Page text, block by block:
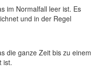
im Normalfall leer ist. Es
und in der Regel
die ganze Zeit bis zu einem
ist.